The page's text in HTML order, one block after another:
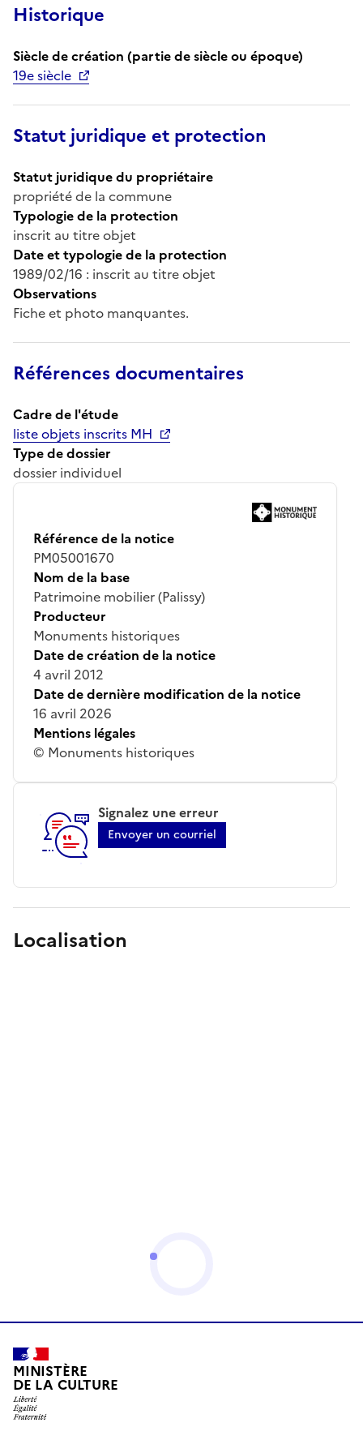
Historique
Siècle de création (partie de siècle ou époque)
19e siècle
Statut juridique et protection
Statut juridique du propriétaire
propriété de la commune
Typologie de la protection
inscrit au titre objet
Date et typologie de la protection
1989/02/16 : inscrit au titre objet
Observations
Fiche et photo manquantes.
Références documentaires
Cadre de l'étude
liste objets inscrits MH
Type de dossier
dossier individuel
Référence de la notice
PM05001670
Nom de la base
Patrimoine mobilier (Palissy)
Producteur
Monuments historiques
Date de création de la notice
4 avril 2012
Date de dernière modification de la notice
16 avril 2026
Mentions légales
© Monuments historiques
Signalez une erreur
Envoyer un courriel
Localisation
MINISTÈRE
DE LA CULTURE